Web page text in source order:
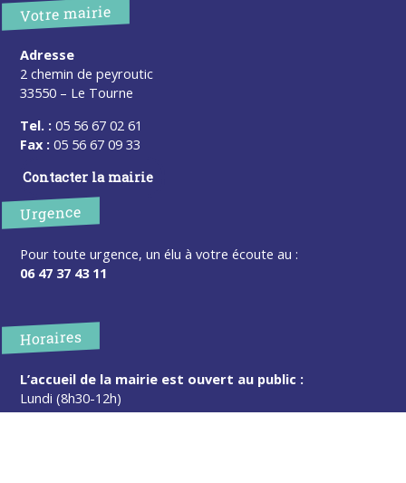
Votre mairie
Adresse
2 chemin de peyroutic
33550 – Le Tourne
Tel. : 05 56 67 02 61
Fax : 05 56 67 09 33
Contacter la mairie
Urgence
Pour toute urgence, un élu à votre écoute au :
06 47 37 43 11
Horaires
L’accueil de la mairie est ouvert au public :
Lundi (8h30-12h)
Mardi (14h-17h30)